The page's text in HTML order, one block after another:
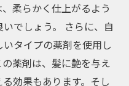
柔らかく仕上がるよう
でしょう。 さらに、自
タイプの薬剤を使用し
薬剤は、髪に艶を与え
効果もあります。そし